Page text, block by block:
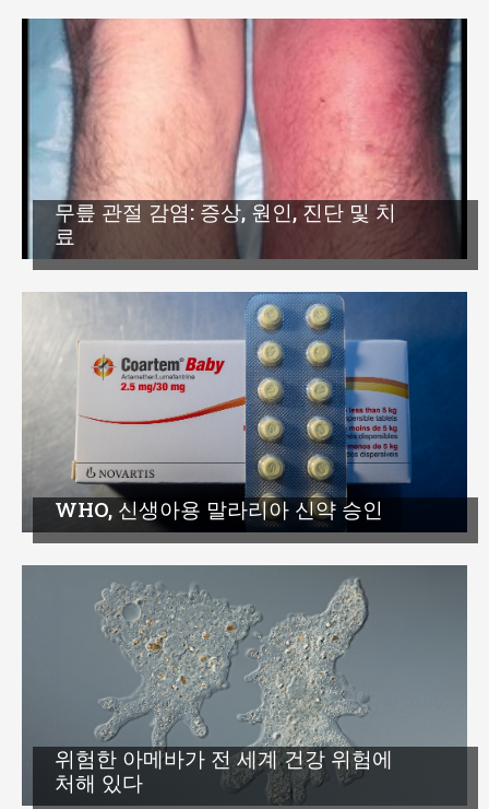
무릎 관절 감염: 증상, 원인, 진단 및 치
료
WHO, 신생아용 말라리아 신약 승인
위험한 아메바가 전 세계 건강 위험에
처해 있다